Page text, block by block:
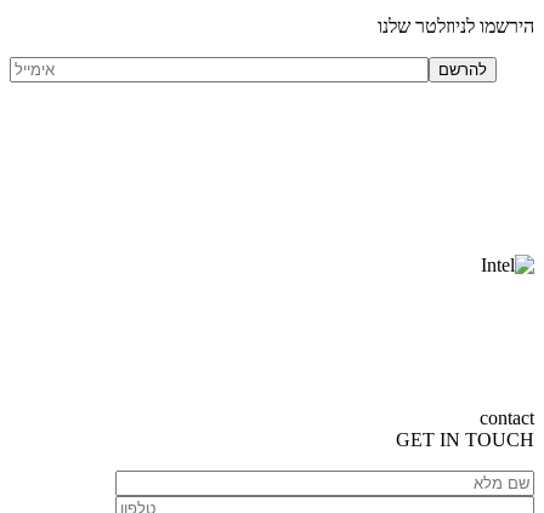
הירשמו לניוזלטר שלנו
contact
GET IN TOUCH